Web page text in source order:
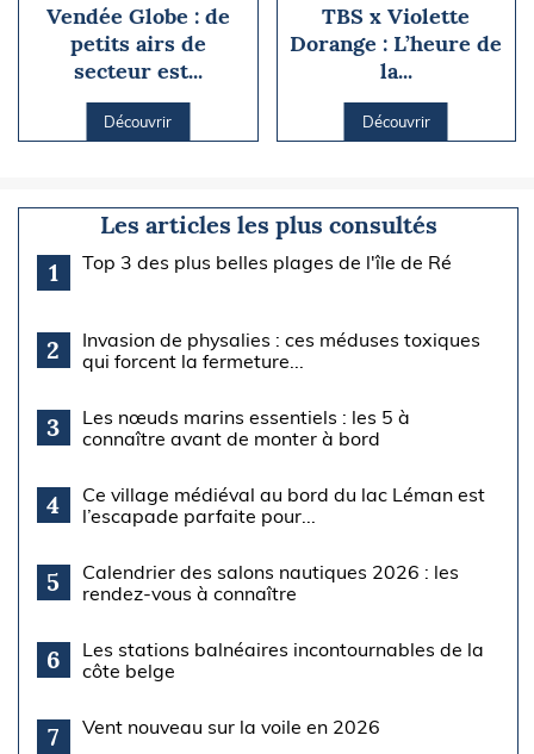
Vendée Globe : de
petits airs de
secteur est...
Découvrir
TBS x Violette
Dorange : L’heure de
la...
Découvrir
Les articles les plus consultés
1
Top 3 des plus belles plages de l'île de Ré
2
Invasion de physalies : ces méduses toxiques
qui forcent la fermeture...
3
Les nœuds marins essentiels : les 5 à
connaître avant de monter à bord
4
Ce village médiéval au bord du lac Léman est
l’escapade parfaite pour...
5
Calendrier des salons nautiques 2026 : les
rendez-vous à connaître
6
Les stations balnéaires incontournables de la
côte belge
7 Vent nouveau sur la voile en 2026